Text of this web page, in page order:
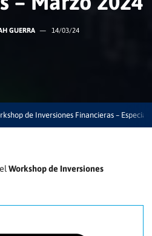
GUERRA — 14/03/24
de Inversiones Financieras –
Workshop de Inversiones